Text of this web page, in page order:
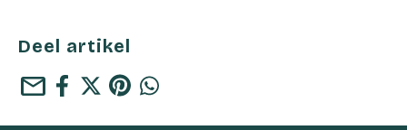
Deel artikel
mail